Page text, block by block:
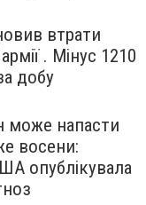
втрати
. Мінус 1210
добу
може напасти
восени:
опублікувала